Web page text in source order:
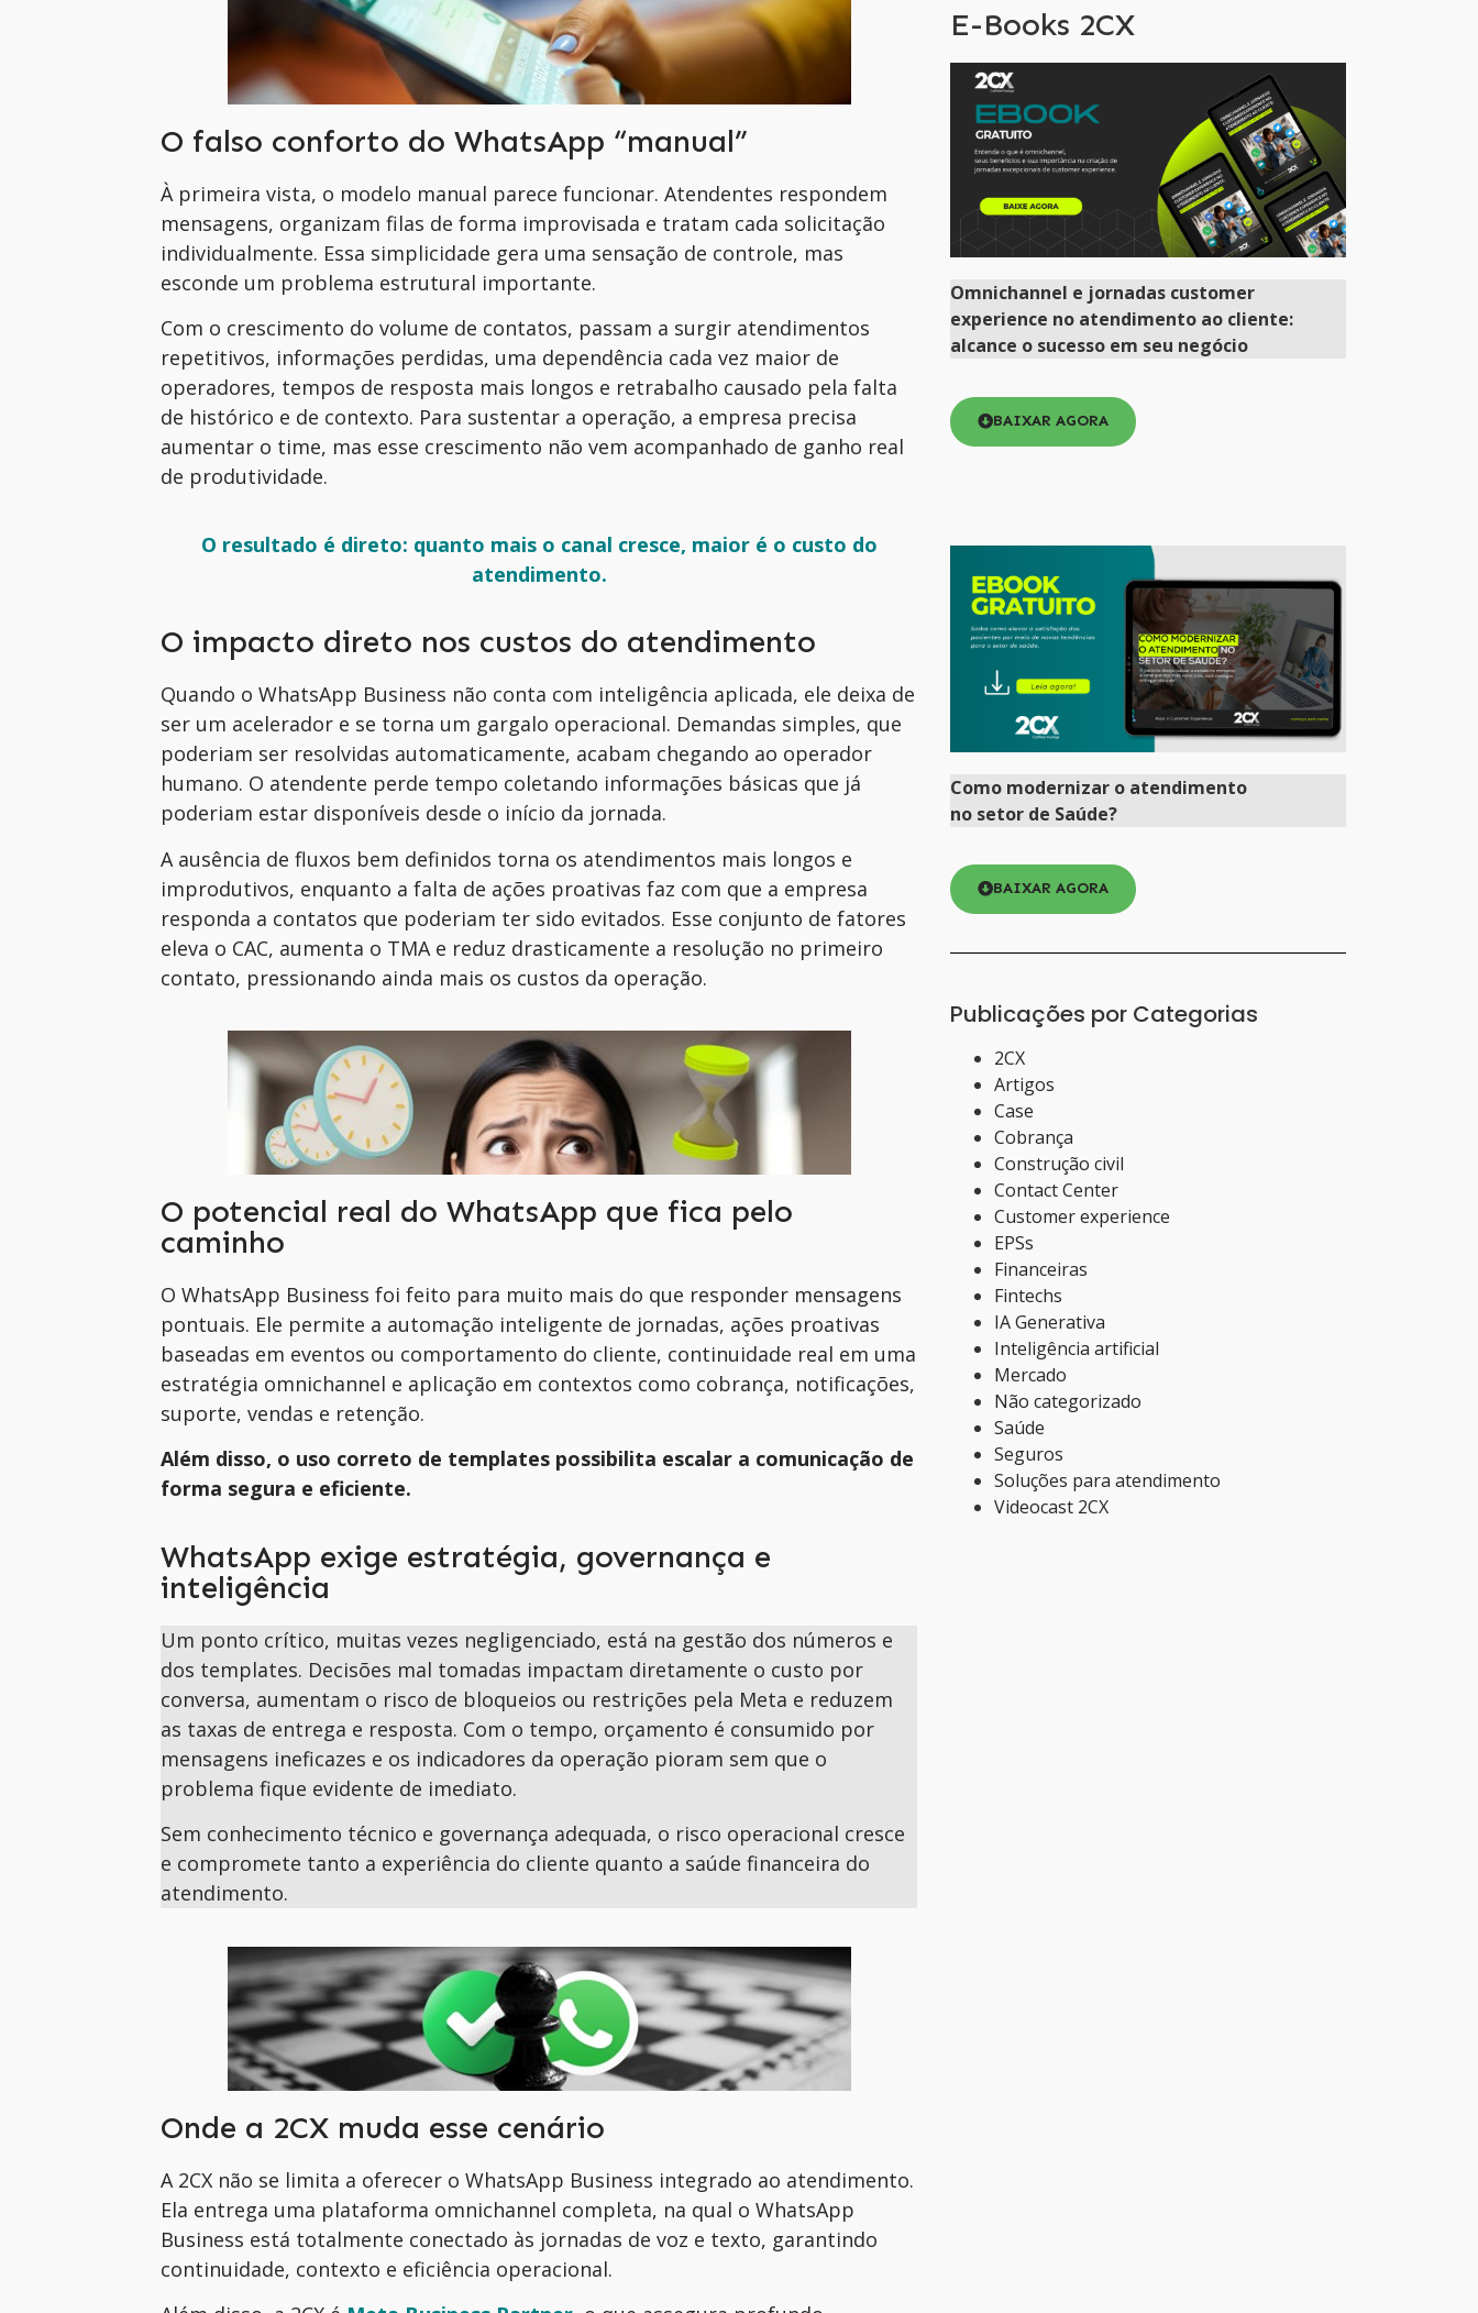
O falso conforto do WhatsApp “manual”
À primeira vista, o modelo manual parece funcionar. Atendentes respondem
mensagens, organizam filas de forma improvisada e tratam cada solicitação
individualmente. Essa simplicidade gera uma sensação de controle, mas
esconde um problema estrutural importante.
Com o crescimento do volume de contatos, passam a surgir atendimentos
repetitivos, informações perdidas, uma dependência cada vez maior de
operadores, tempos de resposta mais longos e retrabalho causado pela falta
de histórico e de contexto. Para sustentar a operação, a empresa precisa
aumentar o time, mas esse crescimento não vem acompanhado de ganho real
de produtividade.
O resultado é direto: quanto mais o canal cresce, maior é o custo do
atendimento.
O impacto direto nos custos do atendimento
Quando o WhatsApp Business não conta com inteligência aplicada, ele deixa de
ser um acelerador e se torna um gargalo operacional. Demandas simples, que
poderiam ser resolvidas automaticamente, acabam chegando ao operador
humano. O atendente perde tempo coletando informações básicas que já
poderiam estar disponíveis desde o início da jornada.
A ausência de fluxos bem definidos torna os atendimentos mais longos e
improdutivos, enquanto a falta de ações proativas faz com que a empresa
responda a contatos que poderiam ter sido evitados. Esse conjunto de fatores
eleva o CAC, aumenta o TMA e reduz drasticamente a resolução no primeiro
contato, pressionando ainda mais os custos da operação.
O potencial real do WhatsApp que fica pelo
caminho
O WhatsApp Business foi feito para muito mais do que responder mensagens
pontuais. Ele permite a automação inteligente de jornadas, ações proativas
baseadas em eventos ou comportamento do cliente, continuidade real em uma
estratégia omnichannel e aplicação em contextos como cobrança, notificações,
suporte, vendas e retenção.
Além disso, o uso correto de templates possibilita escalar a comunicação de
forma segura e eficiente.
WhatsApp exige estratégia, governança e
inteligência
Um ponto crítico, muitas vezes negligenciado, está na gestão dos números e
dos templates. Decisões mal tomadas impactam diretamente o custo por
conversa, aumentam o risco de bloqueios ou restrições pela Meta e reduzem
as taxas de entrega e resposta. Com o tempo, orçamento é consumido por
mensagens ineficazes e os indicadores da operação pioram sem que o
problema fique evidente de imediato.
Sem conhecimento técnico e governança adequada, o risco operacional cresce
e compromete tanto a experiência do cliente quanto a saúde financeira do
atendimento.
Onde a 2CX muda esse cenário
A 2CX não se limita a oferecer o WhatsApp Business integrado ao atendimento.
Ela entrega uma plataforma omnichannel completa, na qual o WhatsApp
Business está totalmente conectado às jornadas de voz e texto, garantindo
continuidade, contexto e eficiência operacional.
E-Books 2CX
Omnichannel e jornadas customer
experience no atendimento ao cliente:
alcance o sucesso em seu negócio
BAIXAR AGORA
Como modernizar o atendimento
no setor de Saúde?
BAIXAR AGORA
Publicações por Categorias
2CX
Artigos
Case
Cobrança
Construção civil
Contact Center
Customer experience
EPSs
Financeiras
Fintechs
IA Generativa
Inteligência artificial
Mercado
Não categorizado
Saúde
Seguros
Soluções para atendimento
Videocast 2CX